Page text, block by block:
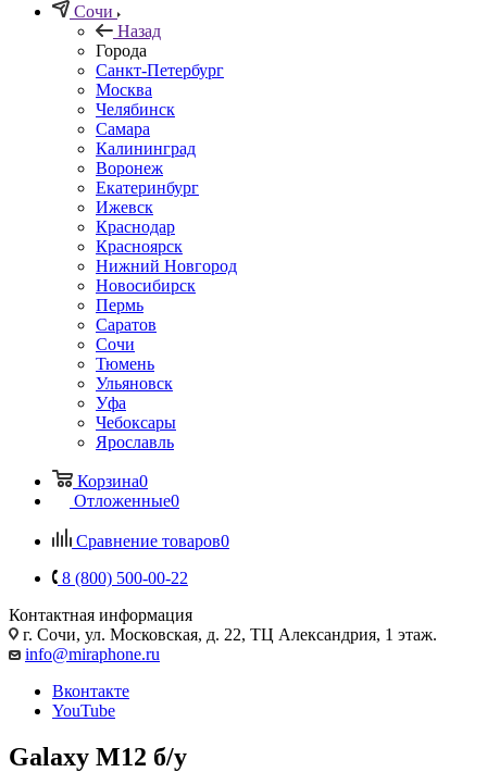
Сочи
Назад
Города
Санкт-Петербург
Москва
Челябинск
Самара
Калининград
Воронеж
Екатеринбург
Ижевск
Краснодар
Красноярск
Нижний Новгород
Новосибирск
Пермь
Саратов
Сочи
Тюмень
Ульяновск
Уфа
Чебоксары
Ярославль
Корзина0
Отложенные0
Сравнение товаров0
8 (800) 500-00-22
Контактная информация
г. Сочи, ул. Московская, д. 22, ТЦ Александрия, 1 этаж.
info@miraphone.ru
Вконтакте
YouTube
Galaxy M12 б/у